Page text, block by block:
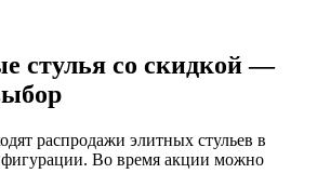
стулья со скидкой —
распродажи элитных стульев в
Во время акции можно